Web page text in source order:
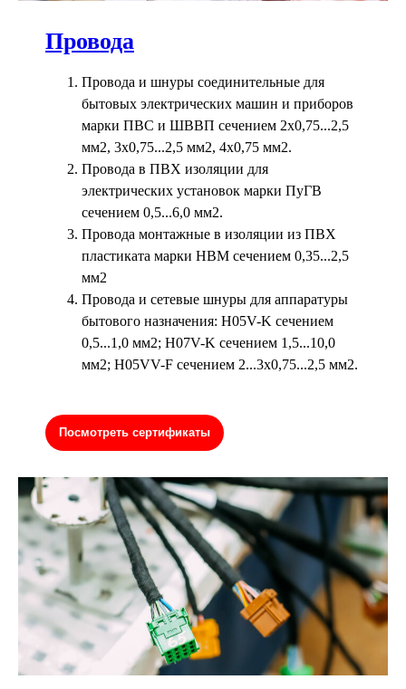
Провода
Провода и шнуры соединительные для
бытовых электрических машин и приборов
марки ПВС и ШВВП сечением 2х0,75...2,5
мм2, 3х0,75...2,5 мм2, 4х0,75 мм2.
Провода в ПВХ изоляции для
электрических установок марки ПуГВ
сечением 0,5...6,0 мм2.
Провода монтажные в изоляции из ПВХ
пластиката марки НВМ сечением 0,35...2,5
мм2
Провода и сетевые шнуры для аппаратуры
бытового назначения: H05V-K сечением
0,5...1,0 мм2; Н07V-K сечением 1,5...10,0
мм2; Н05VV-F сечением 2...3х0,75...2,5 мм2.
Посмотреть сертификаты